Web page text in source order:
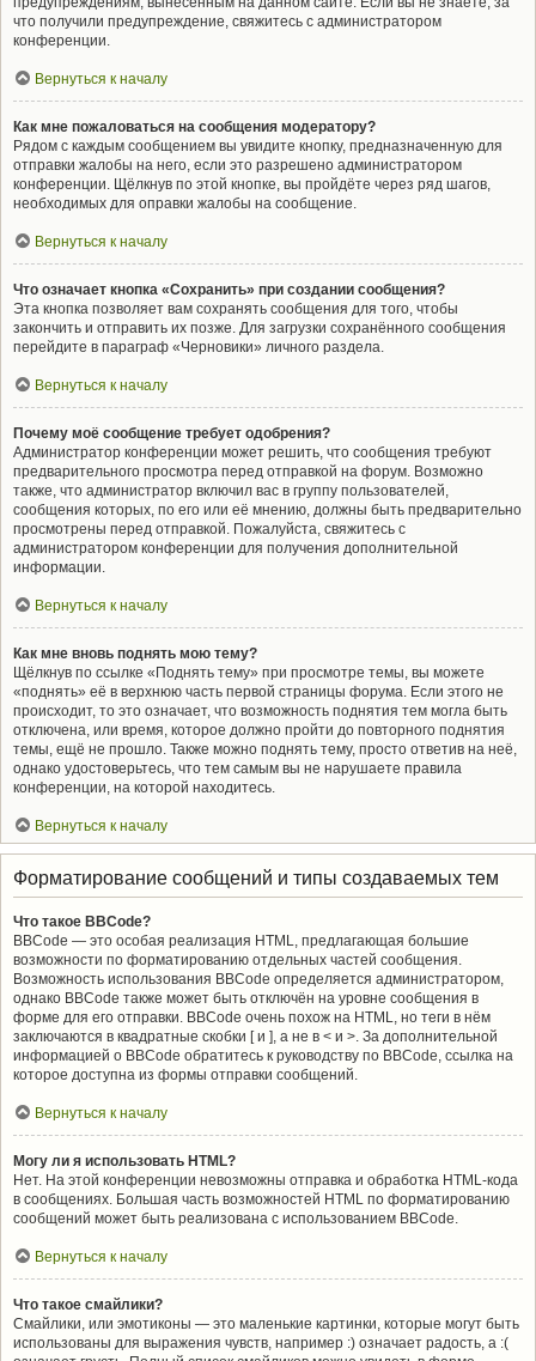
что получили предупреждение, свяжитесь с администратором
конференции.
Вернуться к началу
Как мне пожаловаться на сообщения модератору?
Рядом с каждым сообщением вы увидите кнопку, предназначенную для
отправки жалобы на него, если это разрешено администратором
конференции. Щёлкнув по этой кнопке, вы пройдёте через ряд шагов,
необходимых для оправки жалобы на сообщение.
Вернуться к началу
Что означает кнопка «Сохранить» при создании сообщения?
Эта кнопка позволяет вам сохранять сообщения для того, чтобы
закончить и отправить их позже. Для загрузки сохранённого сообщения
перейдите в параграф «Черновики» личного раздела.
Вернуться к началу
Почему моё сообщение требует одобрения?
Администратор конференции может решить, что сообщения требуют
предварительного просмотра перед отправкой на форум. Возможно
также, что администратор включил вас в группу пользователей,
сообщения которых, по его или её мнению, должны быть предварительно
просмотрены перед отправкой. Пожалуйста, свяжитесь с
администратором конференции для получения дополнительной
информации.
Вернуться к началу
Как мне вновь поднять мою тему?
Щёлкнув по ссылке «Поднять тему» при просмотре темы, вы можете
«поднять» её в верхнюю часть первой страницы форума. Если этого не
происходит, то это означает, что возможность поднятия тем могла быть
отключена, или время, которое должно пройти до повторного поднятия
темы, ещё не прошло. Также можно поднять тему, просто ответив на неё,
однако удостоверьтесь, что тем самым вы не нарушаете правила
конференции, на которой находитесь.
Вернуться к началу
Форматирование сообщений и типы создаваемых тем
Что такое BBCode?
BBCode — это особая реализация HTML, предлагающая большие
возможности по форматированию отдельных частей сообщения.
Возможность использования BBCode определяется администратором,
однако BBCode также может быть отключён на уровне сообщения в
форме для его отправки. BBCode очень похож на HTML, но теги в нём
заключаются в квадратные скобки [ и ], а не в < и >. За дополнительной
информацией о BBCode обратитесь к руководству по BBCode, ссылка на
которое доступна из формы отправки сообщений.
Вернуться к началу
Могу ли я использовать HTML?
Нет. На этой конференции невозможны отправка и обработка HTML-кода
в сообщениях. Большая часть возможностей HTML по форматированию
сообщений может быть реализована с использованием BBCode.
Вернуться к началу
Что такое смайлики?
Смайлики, или эмотиконы — это маленькие картинки, которые могут быть
использованы для выражения чувств, например :) означает радость, а :(